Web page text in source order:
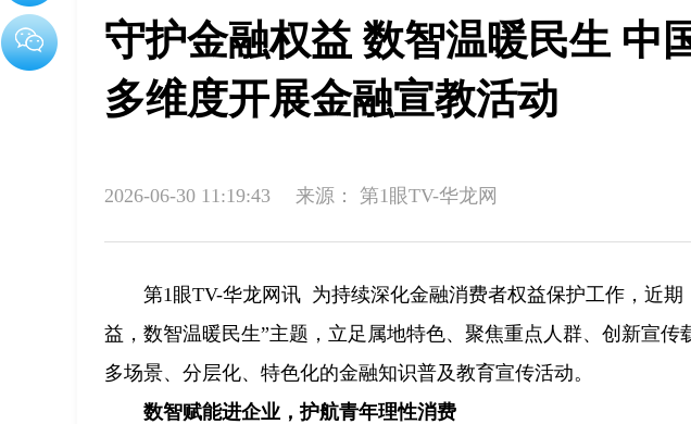
守护金融权益 数智温暖民生 中
多维度开展金融宣教活动
2026-06-30 11:19:43 来源： 第1眼TV-华龙网
第1眼TV-华龙网讯 为持续深化金融消费者权益保护工作，近
益，数智温暖民生”主题，立足属地特色、聚焦重点人群、创新宣
多场景、分层化、特色化的金融知识普及教育宣传活动。
数智赋能进企业，护航青年理性消费